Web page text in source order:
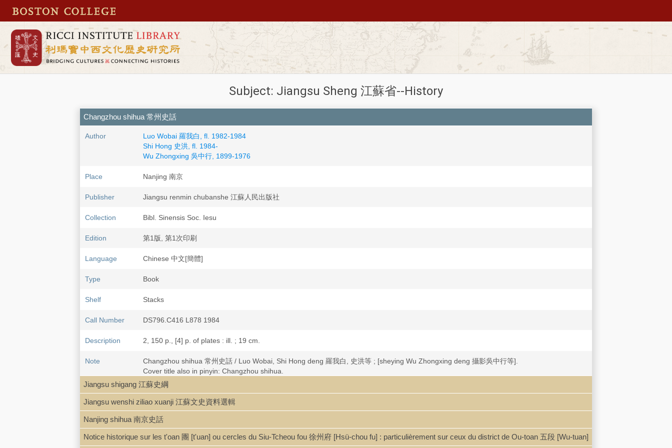
Subject: Jiangsu Sheng 江蘇省--History
Changzhou shihua 常州史話
Author
Luo Wobai 羅我白, fl. 1982-1984
Shi Hong 史洪, fl. 1984-
Wu Zhongxing 吳中行, 1899-1976
Place Nanjing 南京
Publisher Jiangsu renmin chubanshe 江蘇人民出版社
Collection Bibl. Sinensis Soc. Iesu
Edition 第1版, 第1次印刷
Language Chinese 中文[簡體]
Type Book
Shelf Stacks
Call Number DS796.C416 L878 1984
Description 2, 150 p., [4] p. of plates : ill. ; 19 cm.
Note
Changzhou shihua 常州史話 / Luo Wobai, Shi Hong deng 羅我白, 史洪等 ; [sheying Wu Zhongxing deng 攝影吳中行等].
Cover title also in pinyin: Changzhou shihua.
LCCN 84-254700
Jiangsu shigang 江蘇史綱
Jiangsu wenshi ziliao xuanji 江蘇文史資料選輯
Nanjing shihua 南京史話
Notice historique sur les t'oan 團 [t'uan] ou cercles du Siu-Tcheou fou 徐州府 [Hsü-chou fu] : particulièrement sur ceux du district de Ou-toan 五段 [Wu-tuan]